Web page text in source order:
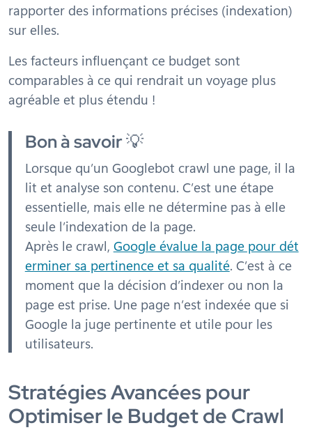
rapporter des informations précises (indexation)
sur elles.
Les facteurs influençant ce budget sont
comparables à ce qui rendrait un voyage plus
agréable et plus étendu !
Bon à savoir💡
Lorsque qu’un Googlebot crawl une page, il la
lit et analyse son contenu. C’est une étape
essentielle, mais elle ne détermine pas à elle
seule l’indexation de la page.
Après le crawl, Google évalue la page pour dét
erminer sa pertinence et sa qualité. C’est à ce
moment que la décision d’indexer ou non la
page est prise. Une page n’est indexée que si
Google la juge pertinente et utile pour les
utilisateurs.
Stratégies Avancées pour
Optimiser le Budget de Crawl